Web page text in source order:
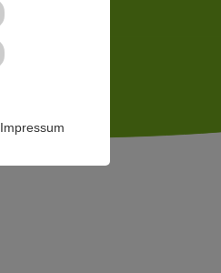
Impressum